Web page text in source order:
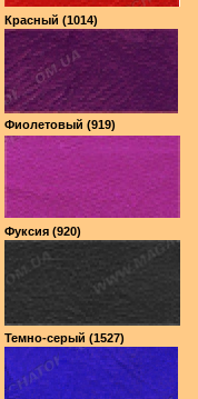
Красный (1014)
Фиолетовый (919)
Фуксия (920)
Темно-серый (1527)